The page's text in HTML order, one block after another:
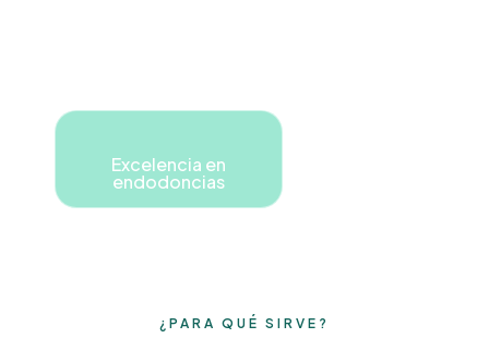
Excelencia en
endodoncias
¿PARA QUÉ SIRVE?